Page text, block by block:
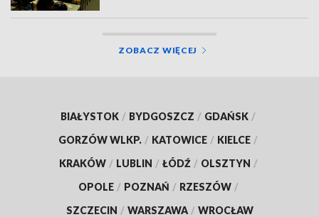
ZOBACZ WIĘCEJ
BIAŁYSTOK / BYDGOSZCZ / GDAŃSK /
GORZÓW WLKP. / KATOWICE / KIELCE /
KRAKÓW / LUBLIN / ŁÓDŹ / OLSZTYN /
OPOLE / POZNAŃ / RZESZÓW /
SZCZECIN / WARSZAWA / WROCŁAW